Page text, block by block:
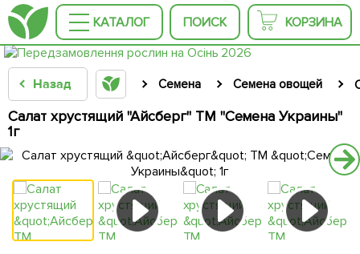
КАТАЛОГ ПОИСК КОРЗИНА
Назад Семена Семена овощей
Салат хрустящий "Айсберг" ТМ "Семена Украины"
1г